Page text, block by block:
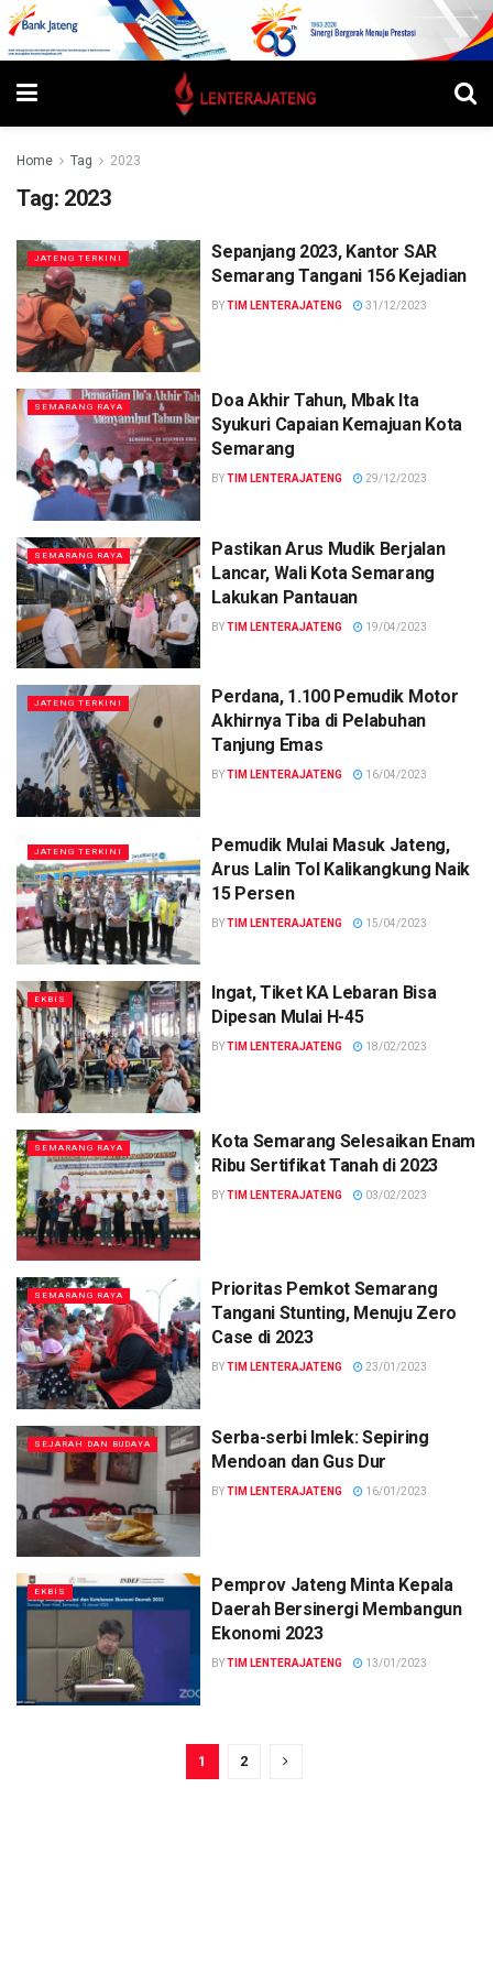
Home Tag 2023
Tag: 2023
JATENG TERKINI
Sepanjang 2023, Kantor SAR
Semarang Tangani 156 Kejadian
BYTIM LENTERAJATENG 31/12/2023
SEMARANG RAYA
Doa Akhir Tahun, Mbak Ita
Syukuri Capaian Kemajuan Kota
Semarang
BYTIM LENTERAJATENG 29/12/2023
SEMARANG RAYA
Pastikan Arus Mudik Berjalan
Lancar, Wali Kota Semarang
Lakukan Pantauan
BYTIM LENTERAJATENG 19/04/2023
JATENG TERKINI
Perdana, 1.100 Pemudik Motor
Akhirnya Tiba di Pelabuhan
Tanjung Emas
BYTIM LENTERAJATENG 16/04/2023
JATENG TERKINI
Pemudik Mulai Masuk Jateng,
Arus Lalin Tol Kalikangkung Naik
15 Persen
BYTIM LENTERAJATENG 15/04/2023
EKBIS
Ingat, Tiket KA Lebaran Bisa
Dipesan Mulai H-45
BYTIM LENTERAJATENG 18/02/2023
SEMARANG RAYA
Kota Semarang Selesaikan Enam
Ribu Sertifikat Tanah di 2023
BYTIM LENTERAJATENG 03/02/2023
SEMARANG RAYA
Prioritas Pemkot Semarang
Tangani Stunting, Menuju Zero
Case di 2023
BYTIM LENTERAJATENG 23/01/2023
SEJARAH DAN BUDAYA
Serba-serbi Imlek: Sepiring
Mendoan dan Gus Dur
BYTIM LENTERAJATENG 16/01/2023
EKBIS
Pemprov Jateng Minta Kepala
Daerah Bersinergi Membangun
Ekonomi 2023
BYTIM LENTERAJATENG 13/01/2023
1 2